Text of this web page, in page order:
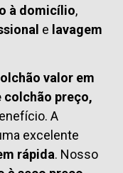
à domicílio,
e lavagem
valor em
colchão preço,
A
excelente
rápida. Nosso